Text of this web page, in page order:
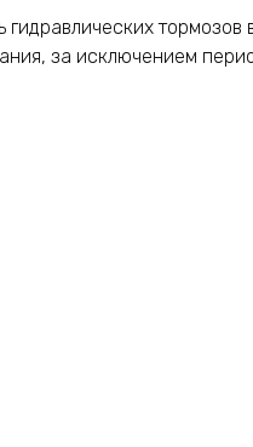
гидравлических
за исключением